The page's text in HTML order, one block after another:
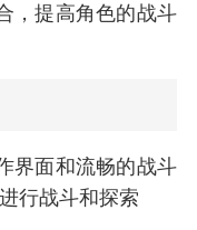
，提高角色的战斗
界面和流畅的战斗
行战斗和探索